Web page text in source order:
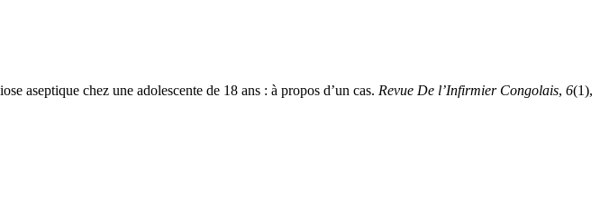
aseptique chez une adolescente de 18 ans : à propos d’un cas. Revue De l’Infirmier Congolais,6(1),